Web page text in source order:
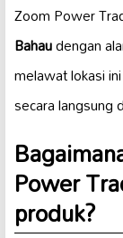
Zoom Power
Bahaudengan
melawat lokasi
secara langsung
Power
produk?